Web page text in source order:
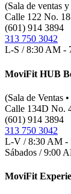
(Sala de ventas
Calle 122 No.
(601) 914 3894
313 750 3042
L-S / 8:30 AM -
MoviFit HUB
(Sala de Ventas
Calle 134D No.
(601) 914 3894
313 750 3042
L-V / 8:30 AM -
Sábados / 9:00
MoviFit